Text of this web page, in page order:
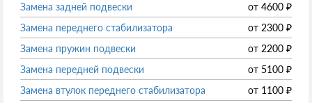
Замена задней подвески
от 4600 ₽
Замена переднего стабилизатора
от 2300 ₽
Замена пружин подвески
от 2200 ₽
Замена передней подвески
от 5100 ₽
Замена втулок переднего стабилизатора
от 1100 ₽